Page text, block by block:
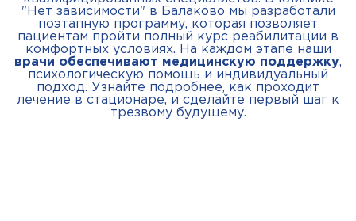
"Нет зависимости" в Балаково мы разработали
поэтапную программу, которая позволяет
пациентам пройти полный курс реабилитации в
комфортных условиях. На каждом этапе наши
врачи обеспечивают медицинскую поддержку,
психологическую помощь и индивидуальный
подход. Узнайте подробнее, как проходит
лечение в стационаре, и сделайте первый шаг к
трезвому будущему.